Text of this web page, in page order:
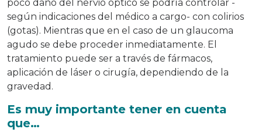
poco daño del nervio óptico se podría controlar -
según indicaciones del médico a cargo- con colirios
(gotas). Mientras que en el caso de un glaucoma
agudo se debe proceder inmediatamente. El
tratamiento puede ser a través de fármacos,
aplicación de láser o cirugía, dependiendo de la
gravedad.
Es muy importante tener en cuenta
que…